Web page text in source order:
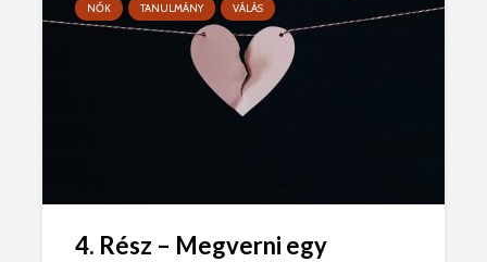
NŐK
TANULMÁNY VÁLÁS
4. Rész – Megverni egy